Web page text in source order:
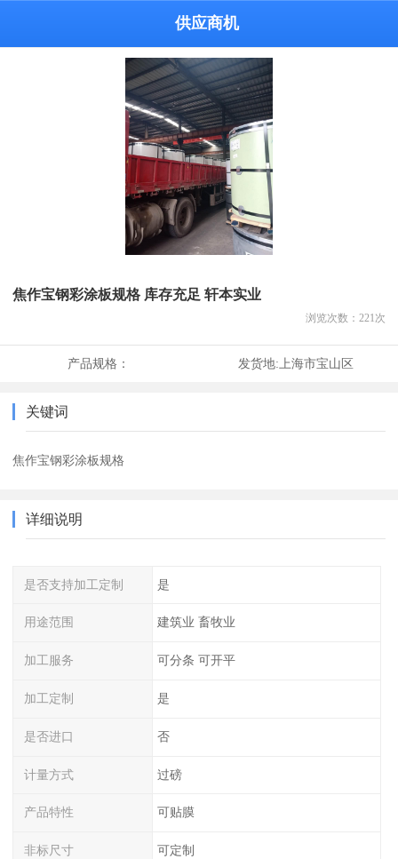
供应商机
焦作宝钢彩涂板规格 库存充足 轩本实业
浏览次数： 221 次
产品规格： 发货地:上海市宝山区
关键词
焦作宝钢彩涂板规格
详细说明
是否支持加工定制 是
用途范围 建筑业 畜牧业
加工服务 可分条 可开平
加工定制 是
是否进口 否
计量方式 过磅
产品特性 可贴膜
非标尺寸 可定制